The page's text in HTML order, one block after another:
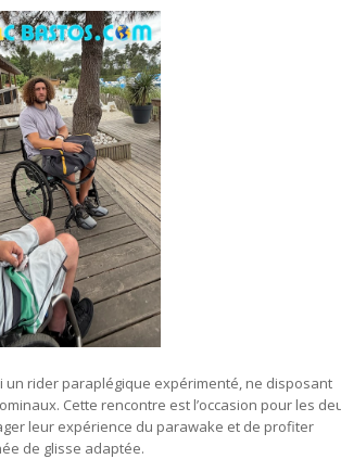
un rider paraplégique expérimenté, ne disposant
Cette rencontre est l’occasion pour les
leur expérience du parawake et de profiter
de glisse adaptée.